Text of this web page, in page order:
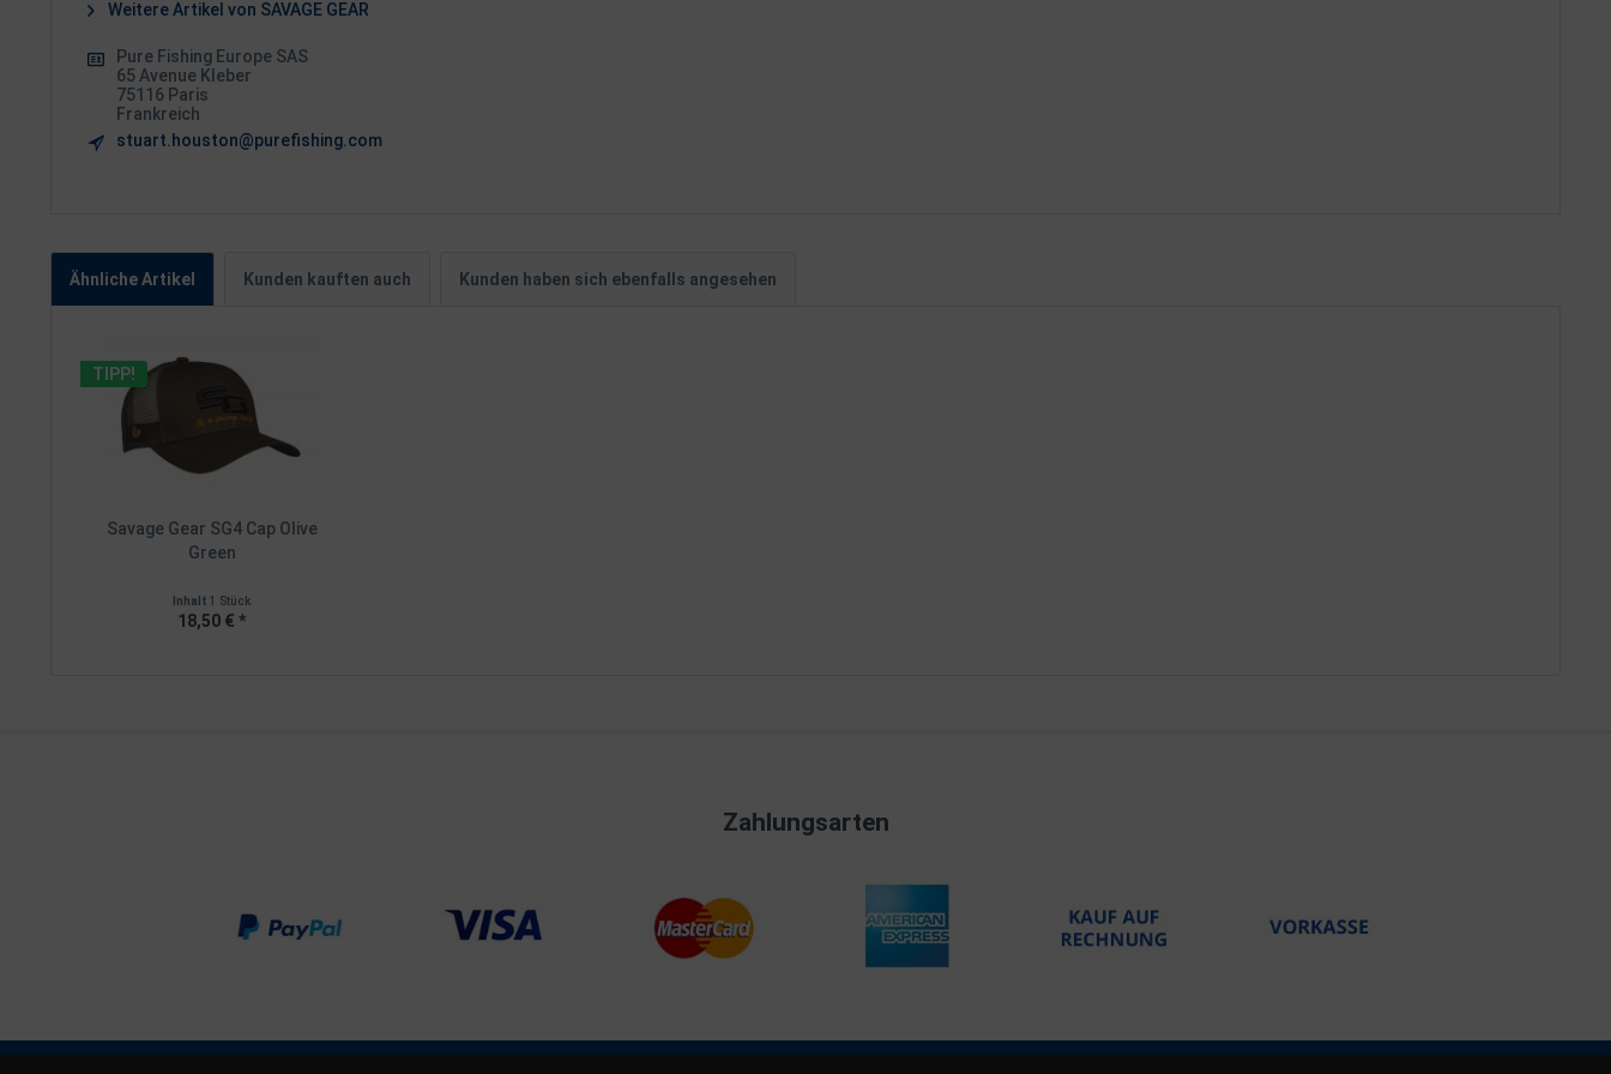
Weitere Artikel von SAVAGE GEAR
Pure Fishing Europe SAS
65 Avenue Kleber
75116 Paris
Frankreich
stuart.houston@purefishing.com
Ähnliche Artikel Kunden kauften auch Kunden haben sich ebenfalls angesehen
TIPP!
Savage Gear SG4 Cap Olive
Green
Inhalt1 Stück
18,50 € *
Zahlungsarten